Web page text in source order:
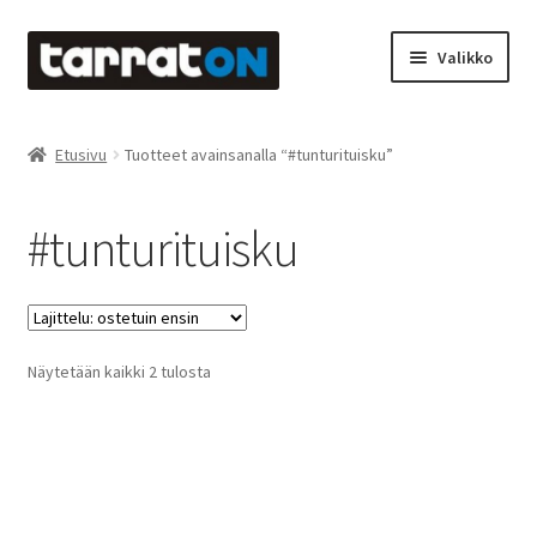
Siirry
navigointiin
Siirry
sisältöön
Valikko
Laserleikkaus & -kaiverrus
Mainosteippaukset & teippausten poisto
Muovitarrat & tulostetut tarrat
Etusivu Tuotteet avainsanalla “#tunturituisku”
#tunturituisku
Näytetään kaikki 2 tulostaSuosituimmat